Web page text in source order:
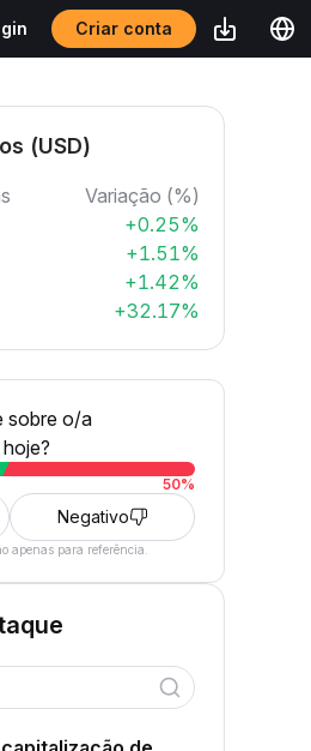
Criar conta
(USD)
Variação (%)
+0.25%
+1.51%
+1.42%
+32.17%
sobre o/a
50%
Negativo
apenas para referência.